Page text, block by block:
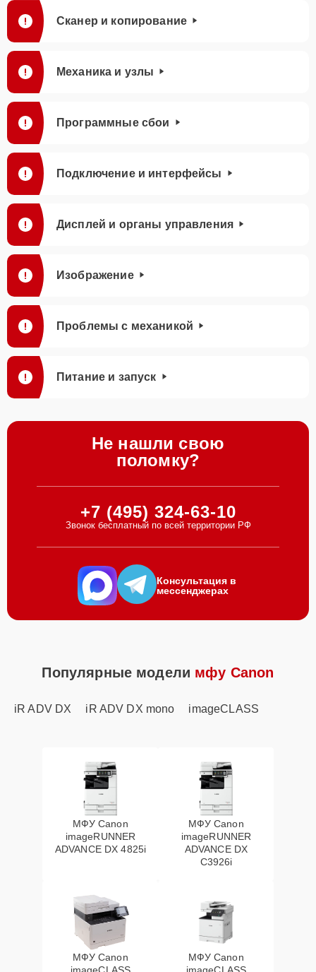
Сканер и копирование
Механика и узлы
Программные сбои
Подключение и интерфейсы
Дисплей и органы управления
Изображение
Проблемы с механикой
Питание и запуск
Не нашли свою
поломку?
+7 (495) 324-63-10
Звонок бесплатный по всей территории РФ
Консультация в
мессенджерах
Популярные модели мфу Canon
iR ADV DX iR ADV DX mono imageCLASS
МФУ Canon
imageRUNNER
ADVANCE DX 4825i
МФУ Canon
imageRUNNER
ADVANCE DX
C3926i
МФУ Canon
МФУ Canon